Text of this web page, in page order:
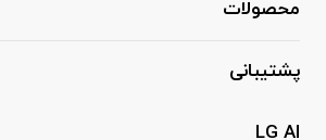
محصولات
پشتیبانی
LG AI